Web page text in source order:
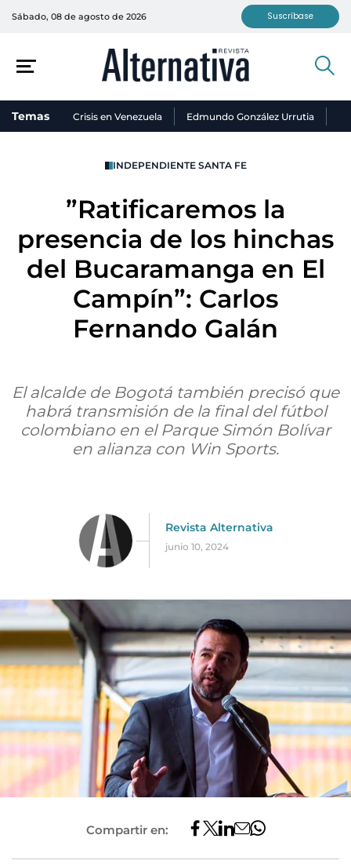
Sábado, 08 de agosto de 2026 Suscríbase
Temas Crisis en Venezuela Edmundo González Urrutia
INDEPENDIENTE SANTA FE
”Ratificaremos la
presencia de los hinchas
del Bucaramanga en El
Campín”: Carlos
Fernando Galán
El alcalde de Bogotá también precisó que
habrá transmisión de la final del fútbol
colombiano en el Parque Simón Bolívar
en alianza con Win Sports.
Revista Alternativa
junio 10, 2024
Compartir en: